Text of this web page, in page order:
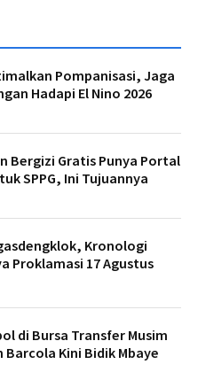
Pompanisasi, Jaga
Hadapi El Nino 2026
Bergizi Gratis Punya Portal
SPPG, Ini Tujuannya
Kronologi
Proklamasi 17 Agustus
di Bursa Transfer Musim
Barcola Kini Bidik Mbaye